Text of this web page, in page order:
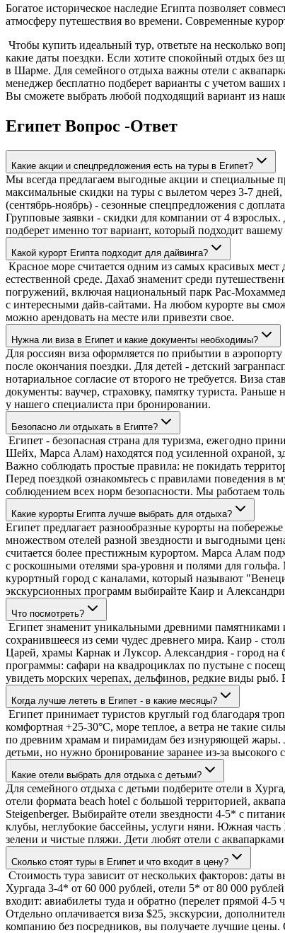
Богатое историческое наследие Египта позволяет
атмосферу путешествия во времени. Современные
Чтобы купить идеальный тур, ответьте на несколько
какие даты поездки. Если хотите спокойный отдых
в Шарме. Для семейного отдыха важны отели с
менеджер бесплатно подберет варианты с учетом
Вы сможете выбрать любой подходящий вариант из
Египет Вопрос -Ответ
Какие акции и спецпредложения есть на туры в Египет?
Мы всегда предлагаем выгодные акции и специальные
максимальные скидки на туры с вылетом через 3-7
(сентябрь-ноябрь) - сезонные спецпредложения с
Групповые заявки - скидки для компании от 4
подберет именно тот вариант, который подходит
Какой курорт Египта подходит для дайвинга?
Красное море считается одним из самых красивых
естественной среде. Дахаб знаменит среди
погружений, включая национальный парк Рас-
с интересными дайв-сайтами. На любом курорте вы
можно арендовать на месте или привезти свое.
Нужна ли виза в Египет и какие документы необходимы?
Для россиян виза оформляется по прибытии в
после окончания поездки. Для детей - детский
нотариальное согласие от второго не требуется. Виза
документы: ваучер, страховку, памятку туриста.
у нашего специалиста при бронировании.
Безопасно ли отдыхать в Египте?
Египет - безопасная страна для туризма, ежегодно
Шейх, Марса Алам) находятся под усиленной охраной,
Важно соблюдать простые правила: не покидать
Перед поездкой ознакомьтесь с правилами поведения в
соблюдением всех норм безопасности. Мы работаем
Какие курорты Египта лучше выбрать для отдыха?
Египет предлагает разнообразные курорты на
множеством отелей разной звездности и выгодными
считается более престижным курортом. Марса Алам
с роскошными отелями spa-уровня и полями для
курортный город с каналами, который называют
экскурсионных программ выбирайте Каир и
Что посмотреть?
Египет знаменит уникальными древними
сохранившееся из семи чудес древнего мира. Каир -
Царей, храмы Карнак и Луксор. Александрия - город на
программы: сафари на квадроциклах по пустыне с
увидеть морских черепах, дельфинов, редкие виды
Когда лучше лететь в Египет - в какие месяцы?
Египет принимает туристов круглый год благодаря
комфортная +25-30°C, море теплое, а ветра не такие
по древним храмам и пирамидам без изнуряющей жары.
детьми, но нужно бронирование заранее из-за
Какие отели выбрать для отдыха с детьми?
Для семейного отдыха с детьми подберите отели в
отели формата beach hotel с большой территорией,
Steigenberger. Выбирайте отели звездности 4-5* с
клубы, неглубокие бассейны, услуги няни. Южная
зелени и чистые пляжи. Дети любят отели с
Сколько стоят туры в Египет и что входит в цену?
Стоимость тура зависит от нескольких факторов:
Хургада 3-4* от 60 000 рублей, отели 5* от 80 000
входит: авиабилеты туда и обратно (перелет прямой 4-
Отдельно оплачивается виза $25, экскурсии,
компанию без посредников, вы получаете лучшие